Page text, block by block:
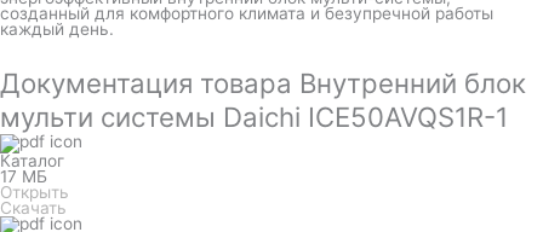
созданный для комфортного климата и безупречной работы
каждый день.
Документация товара Внутренний блок
мульти системы Daichi ICE50AVQS1R-1
Каталог
17 МБ
Открыть
Скачать